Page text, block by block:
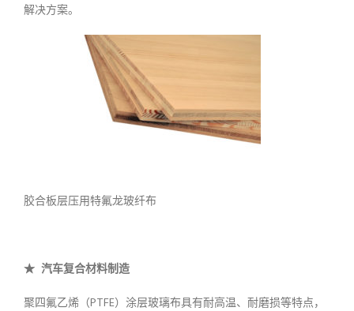
解决方案。
胶合板层压用特氟龙玻纤布
★ 汽车复合材料制造
聚四氟乙烯（PTFE）涂层玻璃布具有耐高温、耐磨损等特点，